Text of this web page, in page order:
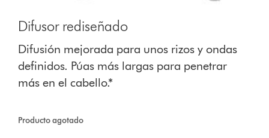
Difusor rediseñado
Difusión mejorada para unos rizos y ondas
definidos. Púas más largas para penetrar
más en el cabello.*
Producto agotado